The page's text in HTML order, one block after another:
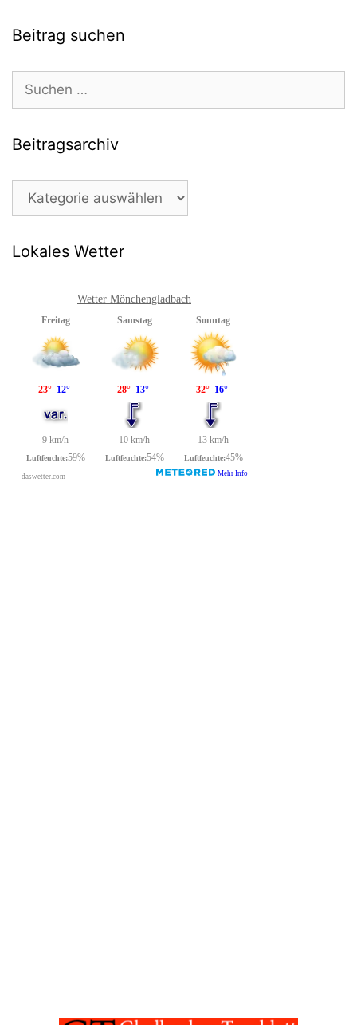
Beitrag suchen
Suchen
nach:
Beitragsarchiv
Beitragsarchiv
Lokales Wetter
Wetter Mönchengladbach